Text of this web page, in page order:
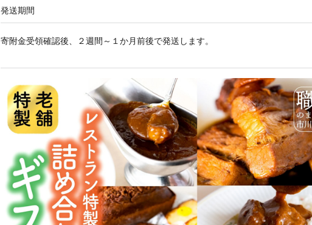
発送期間
寄附金受領確認後、２週間～１か月前後で発送します。